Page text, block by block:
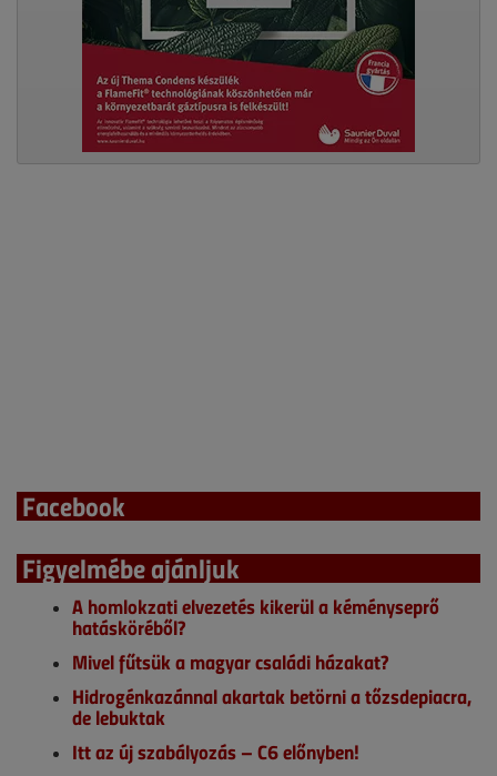
Facebook
Figyelmébe ajánljuk
A homlokzati elvezetés kikerül a kéményseprő
hatásköréből?
Mivel fűtsük a magyar családi házakat?
Hidrogénkazánnal akartak betörni a tőzsdepiacra,
de lebuktak
Itt az új szabályozás – C6 előnyben!